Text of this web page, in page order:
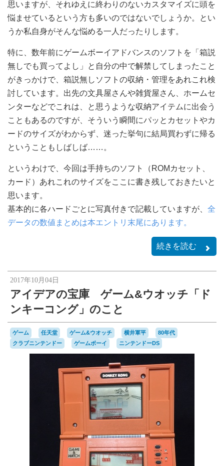
思いますが、それゆえに終わりのないカスタマイズに頭を
悩ませているという方も多いのではないでしょうか。とい
うか私自身がそんな悩める一人だったりします。
特に、数年前にゲームボーイアドバンスのソフトを「箱説
無しでも買ってよし」と自分の中で解禁してしまったこと
がきっかけで、箱説無しソフトの収納・管理をあれこれ検
討しています。出先の文具屋さんや雑貨屋さん、ホームセ
ンターなどでこれは、と思うような収納アイテムに出会う
こともあるのですが、そういう瞬間にパッとカセットやカ
ードのサイズがわからず、迷った挙句に結局買わずに帰る
ということもしばしば……。
というわけで、今回は手持ちのソフト（ROMカセット、
カード）あれこれのサイズをここに書き残しておきたいと
思います。
基本的に各ハードごとに写真付きで記載していますが、 全
データの数値まとめは本エントリ末尾にあります。
続きを読む
2017年10月04日
アイデアの宝庫 ゲーム&ウオッチ「ド
ンキーコング」のこと
ゲーム 任天堂 ゲーム&ウオッチ 横井軍平
80年代
クラブニンテンドー
ゲームボーイ ニンテンドーDS